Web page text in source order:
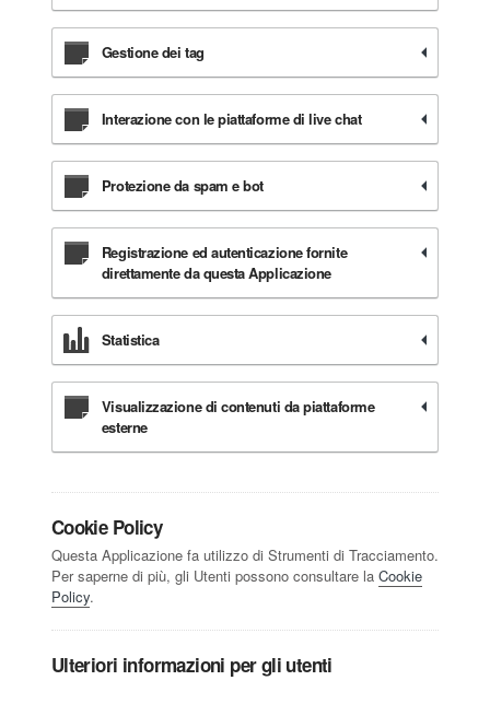
Gestione dei tag
Interazione con le piattaforme di live chat
Protezione da spam e bot
Registrazione ed autenticazione fornite
direttamente da questa Applicazione
Statistica
Visualizzazione di contenuti da piattaforme
esterne
Cookie Policy
Questa Applicazione fa utilizzo di Strumenti di Tracciamento.
Per saperne di più, gli Utenti possono consultare la Cookie
Policy.
Ulteriori informazioni per gli utenti